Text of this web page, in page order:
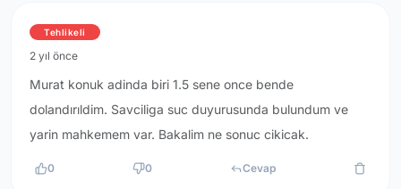
Tehlikeli
2 yıl önce
Murat konuk adinda biri 1.5 sene once bende
dolandırıldim. Savciliga suc duyurusunda bulundum ve
yarin mahkemem var. Bakalim ne sonuc cikicak.
0 0 Cevap